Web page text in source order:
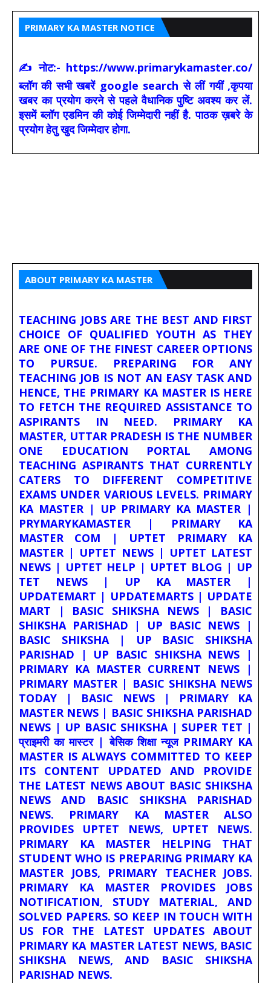
PRIMARY KA MASTER NOTICE
✍ नोट:- https://www.primarykamaster.co/
ब्लॉग की सभी खबरें google search से लीं गयीं ,कृपया
खबर का प्रयोग करने से पहले वैधानिक पुष्टि अवश्य कर लें.
इसमें ब्लॉग एडमिन की कोई जिम्मेदारी नहीं है. पाठक ख़बरे के
प्रयोग हेतु खुद जिम्मेदार होगा.
ABOUT PRIMARY KA MASTER
TEACHING JOBS ARE THE BEST AND FIRST
CHOICE OF QUALIFIED YOUTH AS THEY
ARE ONE OF THE FINEST CAREER OPTIONS
TO PURSUE. PREPARING FOR ANY
TEACHING JOB IS NOT AN EASY TASK AND
HENCE, THE PRIMARY KA MASTER IS HERE
TO FETCH THE REQUIRED ASSISTANCE TO
ASPIRANTS IN NEED. PRIMARY KA
MASTER, UTTAR PRADESH IS THE NUMBER
ONE EDUCATION PORTAL AMONG
TEACHING ASPIRANTS THAT CURRENTLY
CATERS TO DIFFERENT COMPETITIVE
EXAMS UNDER VARIOUS LEVELS. PRIMARY
KA MASTER | UP PRIMARY KA MASTER |
PRYMARYKAMASTER | PRIMARY KA
MASTER COM | UPTET PRIMARY KA
MASTER | UPTET NEWS | UPTET LATEST
NEWS | UPTET HELP | UPTET BLOG | UP
TET NEWS | UP KA MASTER |
UPDATEMART | UPDATEMARTS | UPDATE
MART | BASIC SHIKSHA NEWS | BASIC
SHIKSHA PARISHAD | UP BASIC NEWS |
BASIC SHIKSHA | UP BASIC SHIKSHA
PARISHAD | UP BASIC SHIKSHA NEWS |
PRIMARY KA MASTER CURRENT NEWS |
PRIMARY MASTER | BASIC SHIKSHA NEWS
TODAY | BASIC NEWS | PRIMARY KA
MASTER NEWS | BASIC SHIKSHA PARISHAD
NEWS | UP BASIC SHIKSHA | SUPER TET |
प्राइमरी का मास्टर | बेसिक शिक्षा न्यूज PRIMARY KA
MASTER IS ALWAYS COMMITTED TO KEEP
ITS CONTENT UPDATED AND PROVIDE
THE LATEST NEWS ABOUT BASIC SHIKSHA
NEWS AND BASIC SHIKSHA PARISHAD
NEWS. PRIMARY KA MASTER ALSO
PROVIDES UPTET NEWS, UPTET NEWS.
PRIMARY KA MASTER HELPING THAT
STUDENT WHO IS PREPARING PRIMARY KA
MASTER JOBS, PRIMARY TEACHER JOBS.
PRIMARY KA MASTER PROVIDES JOBS
NOTIFICATION, STUDY MATERIAL, AND
SOLVED PAPERS. SO KEEP IN TOUCH WITH
US FOR THE LATEST UPDATES ABOUT
PRIMARY KA MASTER LATEST NEWS, BASIC
SHIKSHA NEWS, AND BASIC SHIKSHA
PARISHAD NEWS.